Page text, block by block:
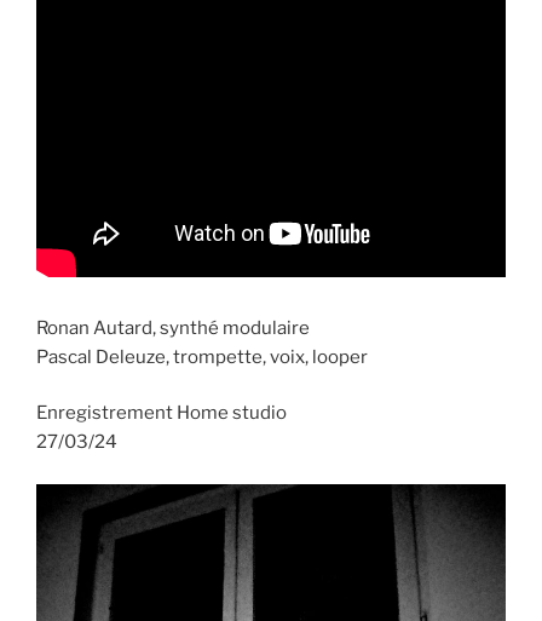
Ronan Autard, synthé modulaire
Pascal Deleuze, trompette, voix, looper
Enregistrement Home studio
27/03/24